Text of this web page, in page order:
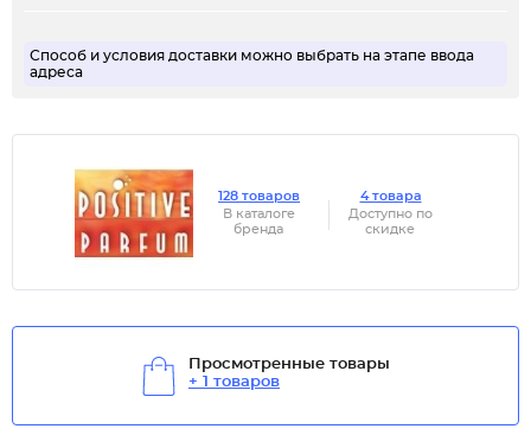
Способ и условия доставки можно выбрать на этапе ввода
адреса
128 товаров
В каталоге
бренда
4 товара
Доступно по
скидке
Просмотренные товары
+ 1 товаров